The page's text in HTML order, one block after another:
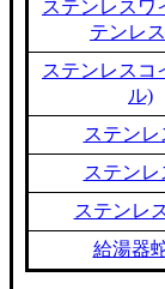
ステンレスワ
テンレ
ステンレスコ
ル)
ステンレ
ステンレ
ステンレ
給湯器